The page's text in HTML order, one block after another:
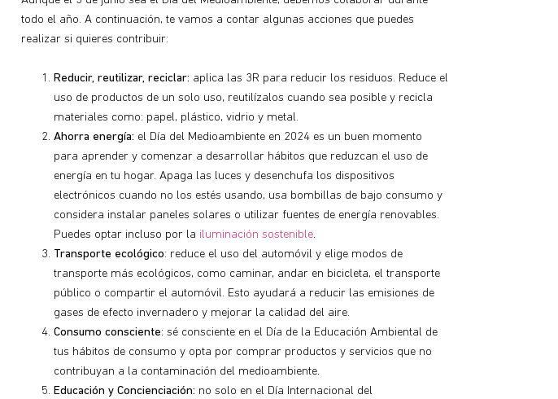
todo el año. A continuación, te vamos a contar algunas acciones que puedes
realizar si quieres contribuir:
Reducir, reutilizar, reciclar: aplica las 3R para reducir los residuos. Reduce el
uso de productos de un solo uso, reutilízalos cuando sea posible y recicla
materiales como: papel, plástico, vidrio y metal.
Ahorra energía: el Día del Medioambiente en 2024 es un buen momento
para aprender y comenzar a desarrollar hábitos que reduzcan el uso de
energía en tu hogar. Apaga las luces y desenchufa los dispositivos
electrónicos cuando no los estés usando, usa bombillas de bajo consumo y
considera instalar paneles solares o utilizar fuentes de energía renovables.
Puedes optar incluso por la iluminación sostenible.
Transporte ecológico: reduce el uso del automóvil y elige modos de
transporte más ecológicos, como caminar, andar en bicicleta, el transporte
público o compartir el automóvil. Esto ayudará a reducir las emisiones de
gases de efecto invernadero y mejorar la calidad del aire.
Consumo consciente: sé consciente en el Día de la Educación Ambiental de
tus hábitos de consumo y opta por comprar productos y servicios que no
contribuyan a la contaminación del medioambiente.
Educación y Concienciación: no solo en el Día Internacional del